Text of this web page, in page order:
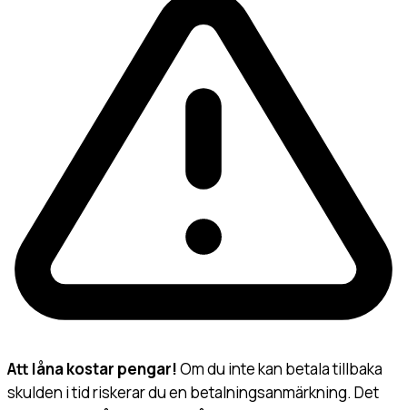
Att låna kostar pengar!Om du inte kan betala tillbaka
skulden i tid riskerar du en betalningsanmärkning. Det